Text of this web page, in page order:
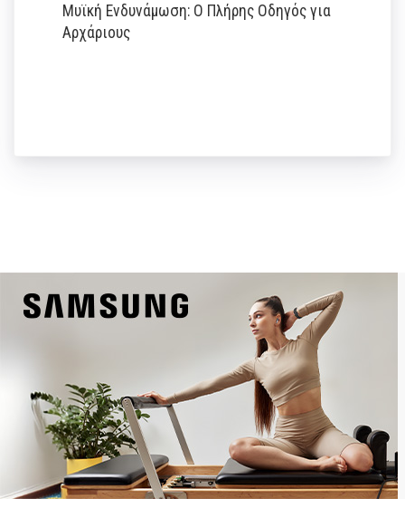
Μυϊκή Ενδυνάμωση: Ο Πλήρης Οδηγός για
Αρχάριους